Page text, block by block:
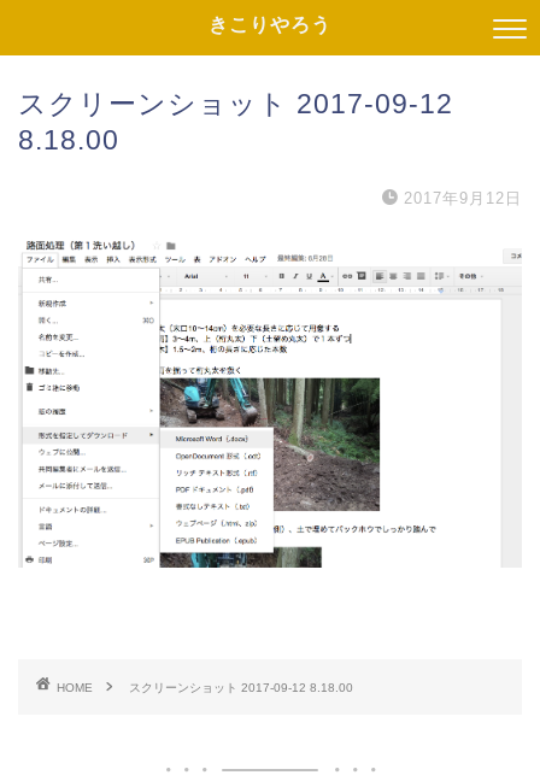
きこりやろう
スクリーンショット 2017-09-12
8.18.00
2017年9月12日
HOME スクリーンショット 2017-09-12 8.18.00